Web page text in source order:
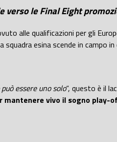
le Final Eight
alle qualificazioni per gli
esina scende in campo
essere uno solo“, questo è il
vivo il sogno play-